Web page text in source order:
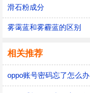
滑石粉成分
雾霭蓝和雾霾蓝的区别
相关推荐
oppo账号密码忘了怎么办